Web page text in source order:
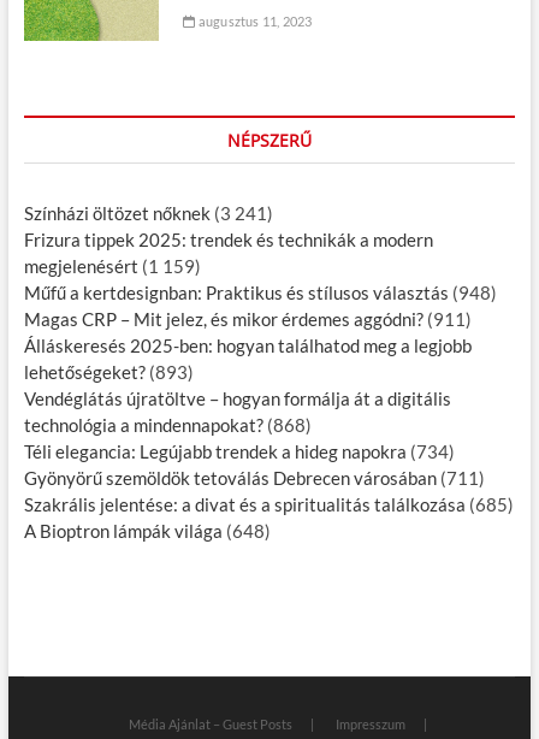
augusztus 11, 2023
NÉPSZERŰ
Színházi öltözet nőknek (3 241)
Frizura tippek 2025: trendek és technikák a modern
megjelenésért (1 159)
Műfű a kertdesignban: Praktikus és stílusos választás (948)
Magas CRP – Mit jelez, és mikor érdemes aggódni? (911)
Álláskeresés 2025-ben: hogyan találhatod meg a legjobb
lehetőségeket? (893)
Vendéglátás újratöltve – hogyan formálja át a digitális
technológia a mindennapokat? (868)
Téli elegancia: Legújabb trendek a hideg napokra (734)
Gyönyörű szemöldök tetoválás Debrecen városában (711)
Szakrális jelentése: a divat és a spiritualitás találkozása (685)
A Bioptron lámpák világa (648)
Média Ajánlat – Guest Posts Impresszum